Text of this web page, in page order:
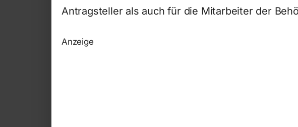
Antragsteller als auch für die Mitarbeiter der
Anzeige